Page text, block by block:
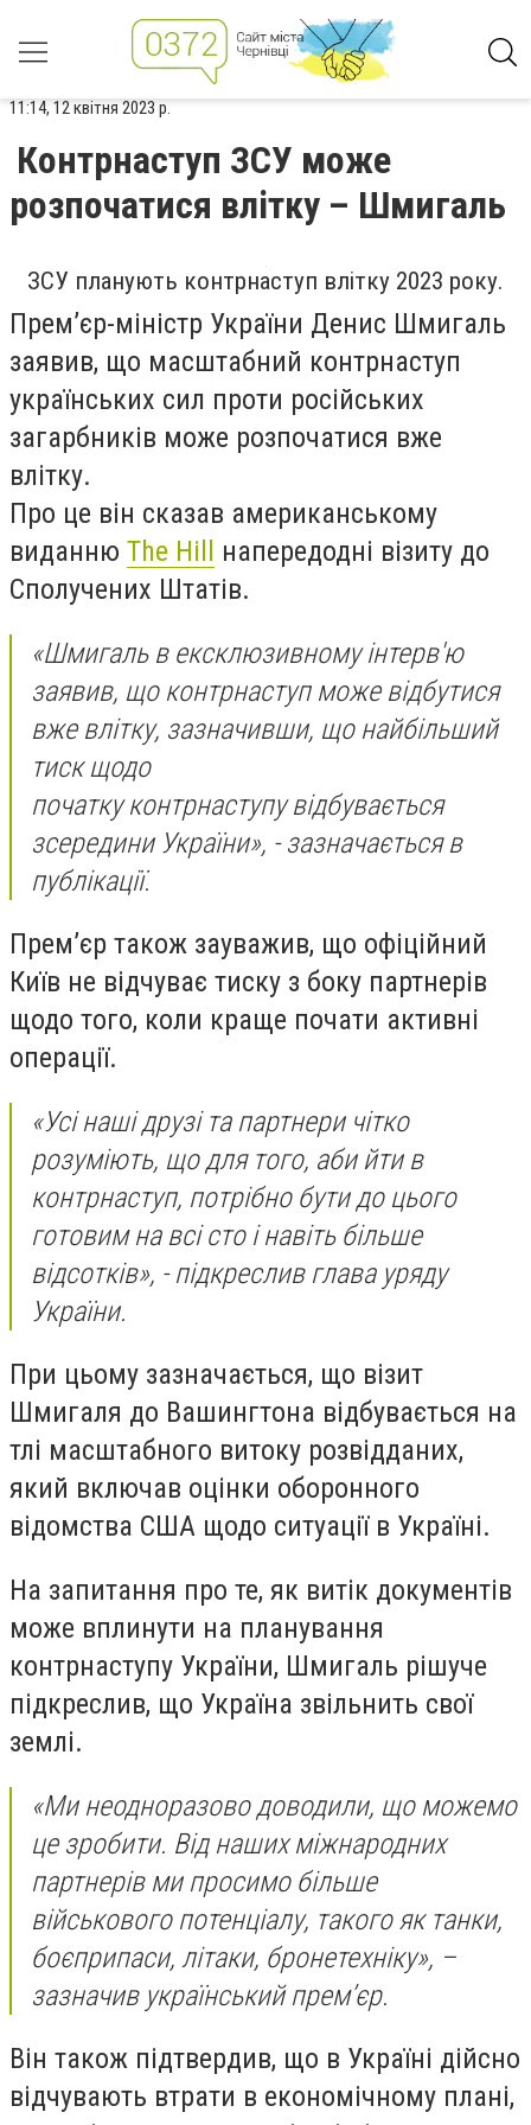
11:14, 12 квітня 2023 р.
Контрнаступ ЗСУ може
розпочатися влітку – Шмигаль
ЗСУ планують контрнаступ влітку 2023 року.
Прем’єр-міністр України Денис Шмигаль
заявив, що масштабний контрнаступ
українських сил проти російських
загарбників може розпочатися вже
влітку.
Про це він сказав американському
виданню The Hill
напередодні візиту до
Сполучених Штатів.
«Шмигаль в ексклюзивному інтерв'ю
заявив, що контрнаступ може відбутися
вже влітку, зазначивши, що найбільший
тиск щодо
початку контрнаступу відбувається
зсередини України», - зазначається в
публікації.
Прем’єр також зауважив, що офіційний
Київ не відчуває тиску з боку партнерів
щодо того, коли краще почати активні
операції.
«Усі наші друзі та партнери чітко
розуміють, що для того, аби йти в
контрнаступ, потрібно бути до цього
готовим на всі сто і навіть більше
відсотків», - підкреслив глава уряду
України.
При цьому зазначається, що візит
Шмигаля до Вашингтона відбувається на
тлі масштабного витоку розвідданих,
який включав оцінки оборонного
відомства США щодо ситуації в Україні.
На запитання про те, як витік документів
може вплинути на планування
контрнаступу України, Шмигаль рішуче
підкреслив, що Україна звільнить свої
землі.
«Ми неодноразово доводили, що можемо
це зробити. Від наших міжнародних
партнерів ми просимо більше
військового потенціалу, такого як танки,
боєприпаси, літаки, бронетехніку», –
зазначив український прем’єр.
Він також підтвердив, що в Україні дійсно
відчувають втрати в економічному плані,